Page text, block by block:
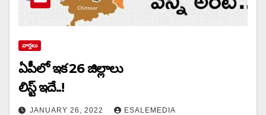
వార్త‌లు
ఏపీలో ఇక 26 జిల్లాలు
లిస్ట్ ఇదే..!
JANUARY 26, 2022 ESALEMEDIA